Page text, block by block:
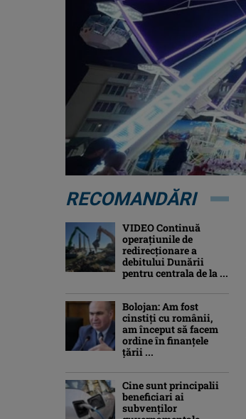
RECOMANDĂRI
VIDEO Continuă
operațiunile de
redirecționare a
debitului Dunării
pentru centrala de la ...
Bolojan: Am fost
cinstiţi cu românii,
am început să facem
ordine în finanţele
ţării ...
Cine sunt principalii
beneficiari ai
subvenţilor